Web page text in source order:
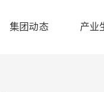
集团动态 产业